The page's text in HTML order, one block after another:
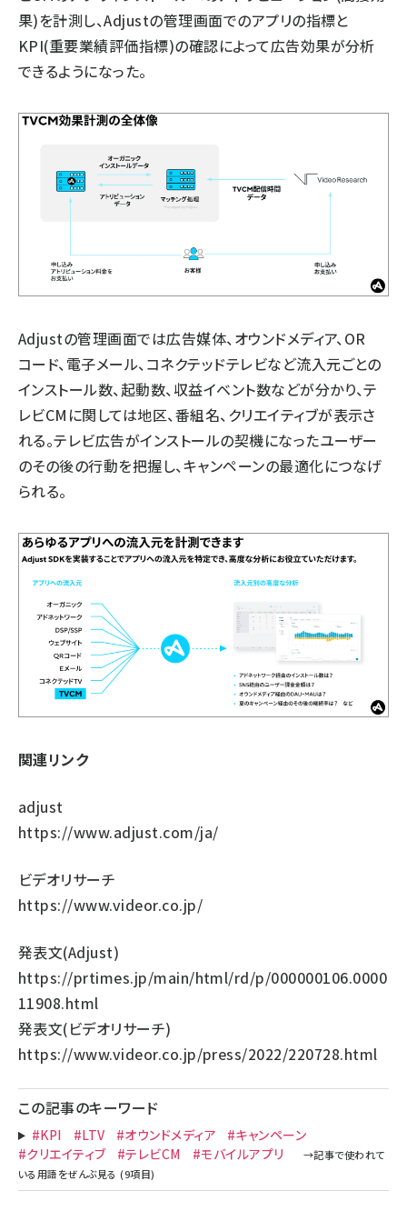
果)を計測し、Adjustの管理画面でのアプリの指標と
KPI(重要業績評価指標)の確認によって広告効果が分析
できるようになった。
Adjustの管理画面では広告媒体、オウンドメディア、OR
コード、電子メール、コネクテッドテレビなど流入元ごとの
インストール数、起動数、収益イベント数などが分かり、テ
レビCMに関しては地区、番組名、クリエイティブが表示さ
れる。テレビ広告がインストールの契機になったユーザー
のその後の行動を把握し、キャンペーンの最適化につなげ
られる。
関連リンク
adjust
https://www.adjust.com/ja/
ビデオリサーチ
https://www.videor.co.jp/
発表文(Adjust)
https://prtimes.jp/main/html/rd/p/000000106.0000
11908.html
発表文(ビデオリサーチ)
https://www.videor.co.jp/press/2022/220728.html
この記事のキーワード
#KPI #LTV #オウンドメディア
#キャンペーン
#クリエイティブ
#テレビCM #モバイルアプリ